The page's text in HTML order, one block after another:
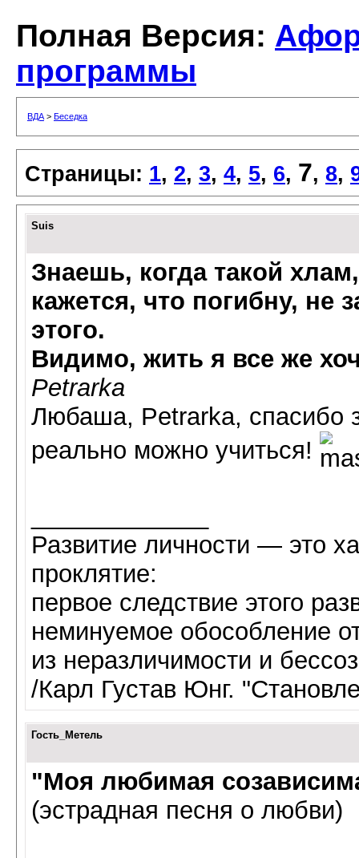
Полная Версия:
программы
ВДА > Беседка
Страницы: 1, 2, 3, 4, 5, 6, 7, 8,
Suis
Знаешь, когда такой
кажется, что погибну, не
этого.
Видимо, жить я все же
Petrarka
Любаша, Petrarka, спасибо
реально можно учиться!
Развитие личности — это
проклятие:
первое следствие этого
неминуемое обособление
из неразличимости и
/Карл Густав Юнг.
Гость_Метель
"Моя любимая
(эстрадная песня о любви)